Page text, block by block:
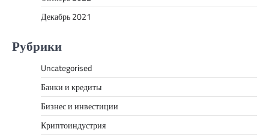
Декабрь 2021
Рубрики
Uncategorised
Банки и кредиты
Бизнес и инвестиции
Криптоиндустрия